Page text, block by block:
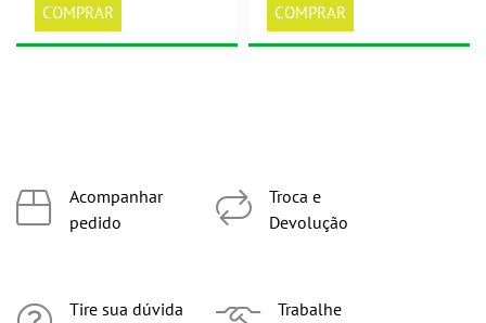
COMPRAR COMPRAR
Acompanhar
pedido
Tire sua dúvida
Troca e
Devolução
Trabalhe